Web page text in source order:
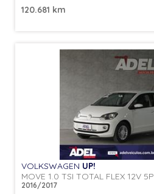
120.681 km
VOLKSWAGEN UP!
MOVE 1.0 TSI TOTAL FLEX 12V 5P
2016/2017